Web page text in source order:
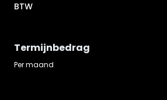
BTW
Termijnbedrag
Per maand